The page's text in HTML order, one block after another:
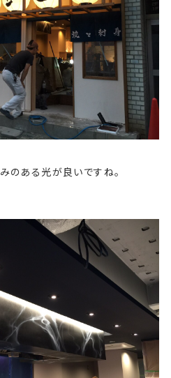
のある光が良いですね。